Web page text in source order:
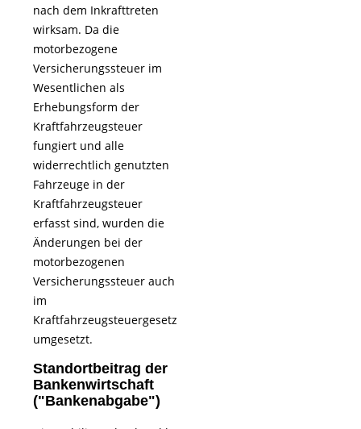
nach dem Inkrafttreten
wirksam. Da die
motorbezogene
Versicherungssteuer im
Wesentlichen als
Erhebungsform der
Kraftfahrzeugsteuer
fungiert und alle
widerrechtlich genutzten
Fahrzeuge in der
Kraftfahrzeugsteuer
erfasst sind, wurden die
Änderungen bei der
motorbezogenen
Versicherungssteuer auch
im
Kraftfahrzeugsteuergesetz
umgesetzt.
Standortbeitrag der
Bankenwirtschaft
("Bankenabgabe")